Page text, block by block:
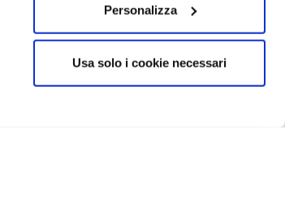
Personalizza
Usa solo i cookie necessari